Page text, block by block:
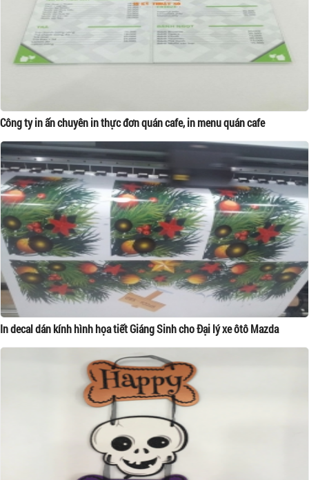
Công ty in ấn chuyên in thực đơn quán cafe, in menu quán cafe
In decal dán kính hình họa tiết Giáng Sinh cho Đại lý xe ôtô Mazda